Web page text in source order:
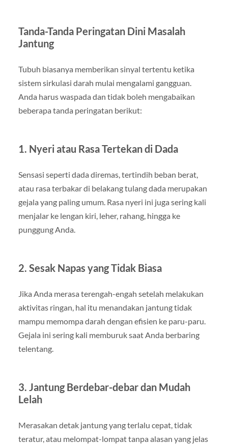
Tanda-Tanda Peringatan Dini Masalah
Jantung
Tubuh biasanya memberikan sinyal tertentu ketika
sistem sirkulasi darah mulai mengalami gangguan.
Anda harus waspada dan tidak boleh mengabaikan
beberapa tanda peringatan berikut:
1. Nyeri atau Rasa Tertekan di Dada
Sensasi seperti dada diremas, tertindih beban berat,
atau rasa terbakar di belakang tulang dada merupakan
gejala yang paling umum. Rasa nyeri ini juga sering kali
menjalar ke lengan kiri, leher, rahang, hingga ke
punggung Anda.
2. Sesak Napas yang Tidak Biasa
Jika Anda merasa terengah-engah setelah melakukan
aktivitas ringan, hal itu menandakan jantung tidak
mampu memompa darah dengan efisien ke paru-paru.
Gejala ini sering kali memburuk saat Anda berbaring
telentang.
3. Jantung Berdebar-debar dan Mudah
Lelah
Merasakan detak jantung yang terlalu cepat, tidak
teratur, atau melompat-lompat tanpa alasan yang jelas